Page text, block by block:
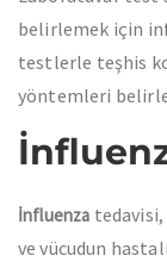
belirlemek için
testlerle teşhis
yöntemleri
İnfluenza
ve vücudun